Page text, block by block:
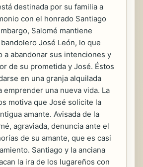
destinada por su familia a
con el honrado Santiago
Salomé mantiene
José León, lo que
a abandonar sus intenciones y
de su prometida y José. Éstos
en una granja alquilada
emprender una nueva vida. La
motiva que José solicite la
amante. Avisada de la
agraviada, denuncia ante el
de su amante, que es casi
Santiago y la anciana
la ira de los lugareños con